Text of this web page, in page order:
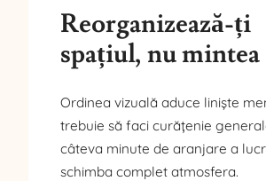
Reorganizează-ți
spațiul, nu mintea
Ordinea vizuală aduce liniște
trebuie să faci curățenie
câteva minute de aranjare a
schimba complet atmosfera.